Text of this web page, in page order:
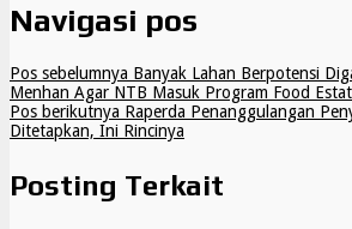
Navigasi pos
Pos sebelumnya Banyak Lahan Berpotensi
Menhan Agar NTB Masuk Program Food
Pos berikutnya Raperda Penanggulangan
Ditetapkan, Ini Rincinya
Posting Terkait